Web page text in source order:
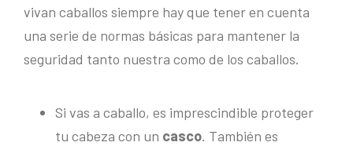
vivan caballos siempre hay que tener en cuenta
una serie de normas básicas para mantener la
seguridad tanto nuestra como de los caballos.
Si vas a caballo, es imprescindible proteger
tu cabeza con un casco. También es